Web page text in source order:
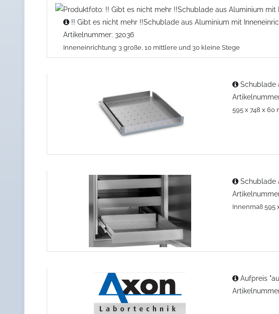
!! Gibt es nicht mehr !!Schublade aus Aluminium mit
Artikelnummer: 32036
Inneneinrichtung: 3 große, 10 mittlere und 30 kleine Stege
Schublade
595 x 748 x 60
Schublade
Innenmaß 595
Aufpreis